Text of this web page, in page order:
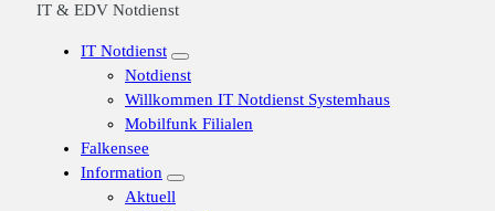
IT & EDV Notdienst
IT Notdienst
Notdienst
Willkommen IT Notdienst Systemhaus
Mobilfunk Filialen
Falkensee
Information
Aktuell